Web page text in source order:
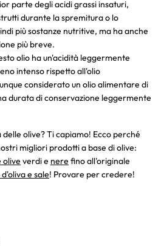
parte degli acidi grassi insaturi,
durante la spremitura o lo
più sostanze nutritive, ma ha anche
più breve.
olio ha un'acidità leggermente
intenso rispetto all'olio
considerato un olio alimentare di
durata di conservazione leggermente
olive? Ti capiamo! Ecco perché
migliori prodotti a base di olive:
olive verdi e nere fino all'originale
e sale! Provare per credere!